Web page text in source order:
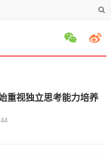
重视独立思考能力培养